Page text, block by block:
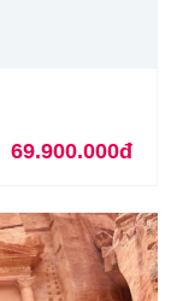
69.900.000đ